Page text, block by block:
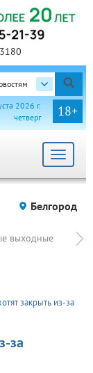
18+
2026 г.
четверг
Toggle
Белгород
выходные
закрыть из-за
за